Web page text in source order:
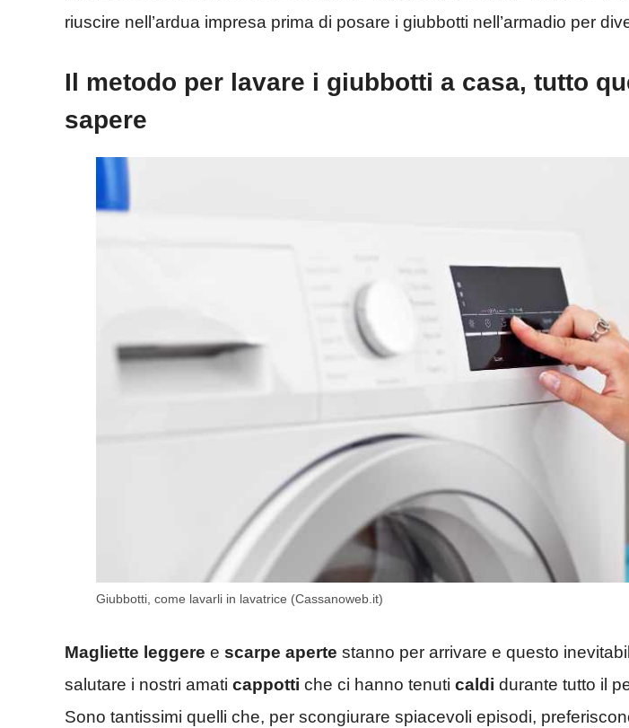
riuscire nell’ardua impresa prima di posare i giubbotti nell’armadio per
Il metodo per lavare i giubbotti a casa, tutto
sapere
Giubbotti, come lavarli in lavatrice (Cassanoweb.it)
Magliette leggere e scarpe aperte stanno per arrivare e questo
salutare i nostri amati cappotti che ci hanno tenuti caldi durante tutto il
Sono tantissimi quelli che, per scongiurare spiacevoli episodi,